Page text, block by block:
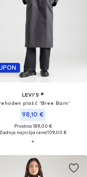
LEVI'S ®
plašč 'Bree Barn'
98,10 €
Prvotno: 189,00 €
Zadnja najnižja cena109,00 €